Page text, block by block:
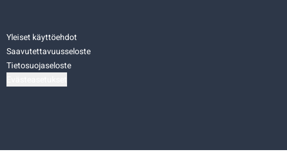
Yleiset käyttöehdot
Saavutettavuusseloste
Tietosuojaseloste